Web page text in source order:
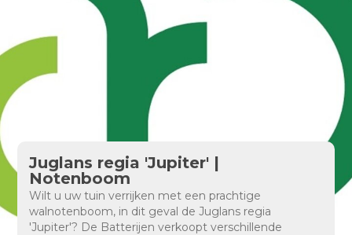
Juglans regia 'Jupiter' |
Notenboom
Wilt u uw tuin verrijken met een prachtige
walnotenboom, in dit geval de Juglans regia
'Jupiter'? De Batterijen verkoopt verschillende